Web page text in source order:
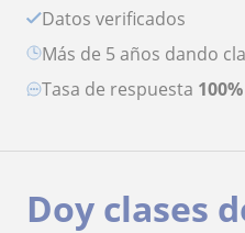
Datos verificados
más de 5 años dando
Tasa de respuesta 100%
Doy clases